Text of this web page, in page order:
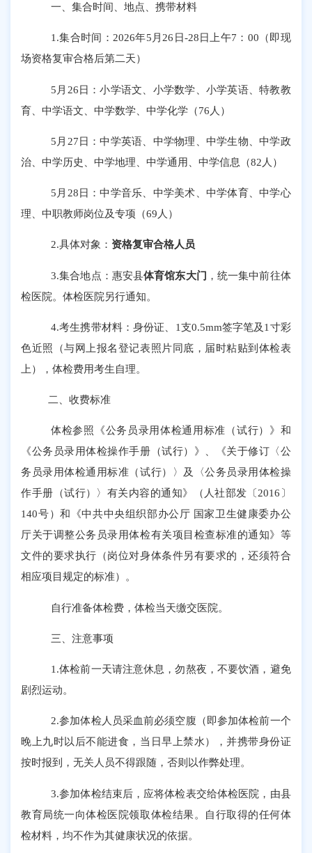
一、集合时间、地点、携带材料
1.集合时间： 2026年5 月 26 日-28日上午7 ： 00 （即现
场资格复审合格后第二天）
5 月 26日：小学语文、小学数学、小学英语、特教教
育、中学语文、中学数学、中学化学（76 人）
5 月 27日：中学英语、中学物理、中学生物、中学政
治、中学历史、中学地理、中学通用、中学信息（82 人）
5 月 28日：中学音乐、中学美术、中学体育、中学心
理 、中职教师岗位及专项 （69 人）
2.具体对象： 资格复审合格人员
3.集合地点： 惠安县体育馆东大门 ，统一集中前往体
检医院。体检医院另行通知。
4.考生携带材料：身份证、 1支0.5mm签字笔及 1 寸彩
色近照（与网上报名登记表照片同底，届时粘贴到体检表
上 ） ，体检费用考生自理。
二、收费标准
体检参照《公务员录用体检通用标准（试行）》和
《公务员录用体检操作手册（试行）》、《关于修订〈公
务员录用体检通用标准（试行）〉及〈公务员录用体检操
作手册（试行）〉有关内容的通知》
（ 人社部发〔2016 〕
140号）和《中共中央组织部办公厅 国家卫生健康委办公
厅关于调整公务员录用体检有关项目检查标准的通知》等
文件的要求执行（岗位对身体条件另有要求的，还须符合
相应项目规定的标准）。
自行准备体检费，体检当天缴交医院。
三、注意事项
1.体检前一天请注意休息，勿熬夜，不要饮酒，避免
剧烈运动。
2.参加体检人员采血前必须空腹（即参加体检前一个
晚上九时以后不能进食，当日早上禁水），并携带身份证
按时报到，无关人员不得跟随，否则以作弊处理。
3.参加体检结束后，应将体检表交给体检医院，由县
教育局统一向体检医院领取体检结果。自行取得的任何体
检材料 ，均不作为其健康状况的依据。